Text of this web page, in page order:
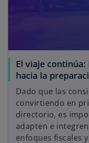
El viaje
hacia la
Dado que las
convirtiendo en
directorio, es
adapten e
enfoques fiscales